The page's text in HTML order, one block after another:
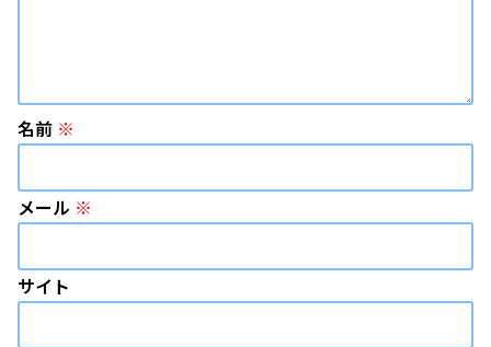
名前 ※
メール ※
サイト